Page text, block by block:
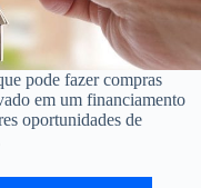
pode fazer compras
em um financiamento
oportunidades de